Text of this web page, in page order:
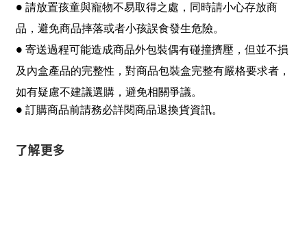
● 請放置孩童與寵物不易取得之處，同時請小心存放商
品，避免商品摔落或者小孩誤食發生危險。
● 寄送過程可能造成商品外包裝偶有碰撞擠壓，但並不損
及內盒產品的完整性，對商品包裝盒完整有嚴格要求者，
如有疑慮不建議選購，避免相關爭議。
● 訂購商品前請務必詳閱商品退換貨資訊。
了解更多